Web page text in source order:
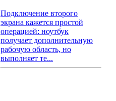
Подключение второго
экрана кажется простой
операцией: ноутбук
получает дополнительную
рабочую область, но
выполняет те...